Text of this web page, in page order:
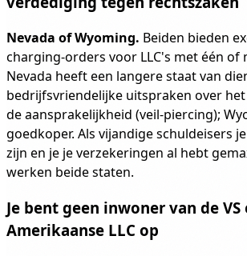
Nevada of Wyoming. Beiden bieden
charging-orders voor LLC's met één of
Nevada heeft een langere staat van
bedrijfsvriendelijke uitspraken over
de aansprakelijkheid (veil-piercing);
goedkoper. Als vijandige schuldeisers
zijn en je je verzekeringen al hebt
werken beide staten.
Je bent geen inwoner van de
Amerikaanse LLC op